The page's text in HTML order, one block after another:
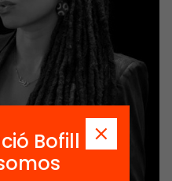
Bofill